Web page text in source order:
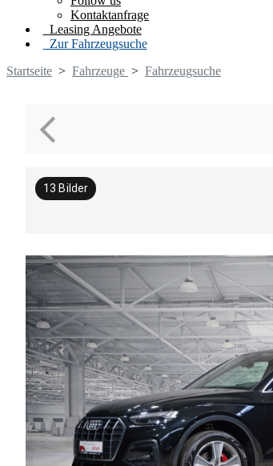
Kontaktanfrage
Leasing Angebote
Zur Fahrzeugsuche
Startseite > Fahrzeuge > Fahrzeugsuche
13 Bilder